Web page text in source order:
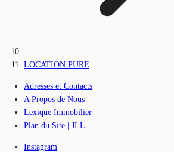
LOCATION PURE
Adresses et Contacts
A Propos de Nous
Lexique Immobilier
Plan du Site | JLL
Instagram